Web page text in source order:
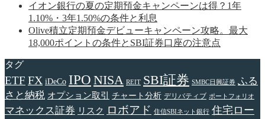
イオン銀行の夏の定期預金キャンペーンは得？1年
1.10%・3年1.50%の条件と利息
Olive積立定期預金デビューキャンペーン攻略。最大
18,000ポイントの条件とSBI証券口座の注意点
タグ
ETF FX iDeCo IPO NISA REIT SBI証券 SMBC日興証券 ふる
さと納税 オプション取引 チャート分析 デリバティブ ポートフォリオ
マネックス証券 リスク ロボアド 住信SBIネット銀行 住宅ロー